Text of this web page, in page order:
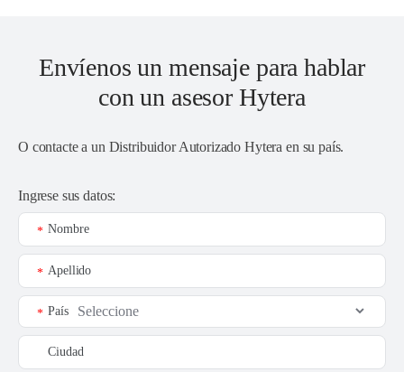
Envíenos un mensaje para hablar
con un asesor Hytera
O contacte a un Distribuidor Autorizado Hytera en su país.
Ingrese sus datos:
Nombre
*
Apellido
*
País
*
Ciudad